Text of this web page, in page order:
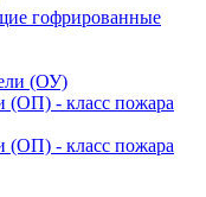
гофрированные
(ОУ)
(ОП) - класс пожара
(ОП) - класс пожара